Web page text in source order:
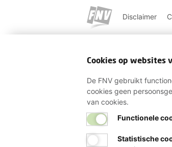
Disclaimer
Cookies op websites
De FNV gebruikt
cookies geen
van cookies.
Functionele
Statistische